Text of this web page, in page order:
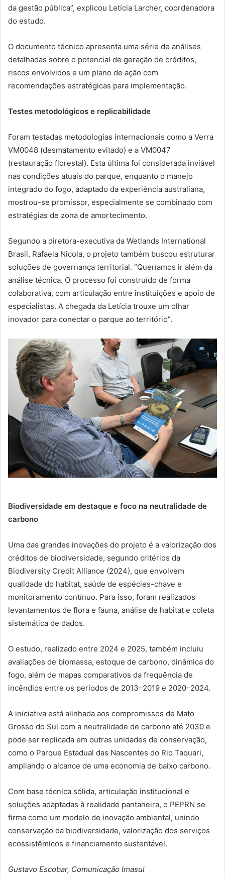
da gestão pública”, explicou Letícia Larcher, coordenadora
do estudo.
O documento técnico apresenta uma série de análises
detalhadas sobre o potencial de geração de créditos,
riscos envolvidos e um plano de ação com
recomendações estratégicas para implementação.
Testes metodológicos e replicabilidade
Foram testadas metodologias internacionais como a Verra
VM0048 (desmatamento evitado) e a VM0047
(restauração florestal). Esta última foi considerada inviável
nas condições atuais do parque, enquanto o manejo
integrado do fogo, adaptado da experiência australiana,
mostrou-se promissor, especialmente se combinado com
estratégias de zona de amortecimento.
Segundo a diretora-executiva da Wetlands International
Brasil, Rafaela Nicola, o projeto também buscou estruturar
soluções de governança territorial. “Queríamos ir além da
análise técnica. O processo foi construído de forma
colaborativa, com articulação entre instituições e apoio de
especialistas. A chegada da Letícia trouxe um olhar
inovador para conectar o parque ao território”.
Biodiversidade em destaque e foco na neutralidade de
carbono
Uma das grandes inovações do projeto é a valorização dos
créditos de biodiversidade, segundo critérios da
Biodiversity Credit Alliance (2024), que envolvem
qualidade do habitat, saúde de espécies-chave e
monitoramento contínuo. Para isso, foram realizados
levantamentos de flora e fauna, análise de habitat e coleta
sistemática de dados.
O estudo, realizado entre 2024 e 2025, também incluiu
avaliações de biomassa, estoque de carbono, dinâmica do
fogo, além de mapas comparativos da frequência de
incêndios entre os períodos de 2013–2019 e 2020–2024.
A iniciativa está alinhada aos compromissos de Mato
Grosso do Sul com a neutralidade de carbono até 2030 e
pode ser replicada em outras unidades de conservação,
como o Parque Estadual das Nascentes do Rio Taquari,
ampliando o alcance de uma economia de baixo carbono.
Com base técnica sólida, articulação institucional e
soluções adaptadas à realidade pantaneira, o PEPRN se
firma como um modelo de inovação ambiental, unindo
conservação da biodiversidade, valorização dos serviços
ecossistêmicos e financiamento sustentável.
Gustavo Escobar, Comunicação Imasul